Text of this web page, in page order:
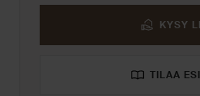
KYSY
TILAA